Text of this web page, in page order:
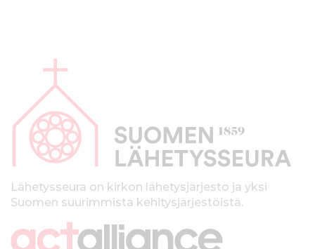
p
kLähetysseura on kirkon lähetysjärjestö ja yksi
Suomen suurimmista kehitysjärjestöistä.